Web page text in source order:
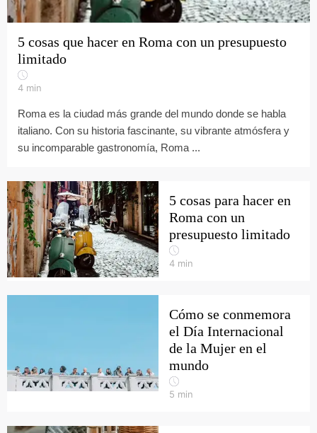
5 cosas que hacer en Roma con un presupuesto
limitado
4 min
Roma es la ciudad más grande del mundo donde se habla
italiano. Con su historia fascinante, su vibrante atmósfera y
su incomparable gastronomía, Roma ...
5 cosas para hacer en
Roma con un
presupuesto limitado
4 min
Cómo se conmemora
el Día Internacional
de la Mujer en el
mundo
5 min